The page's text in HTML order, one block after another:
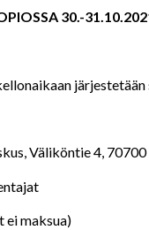
30.-
järjestetään
Väliköntie 4,
ei maksua)